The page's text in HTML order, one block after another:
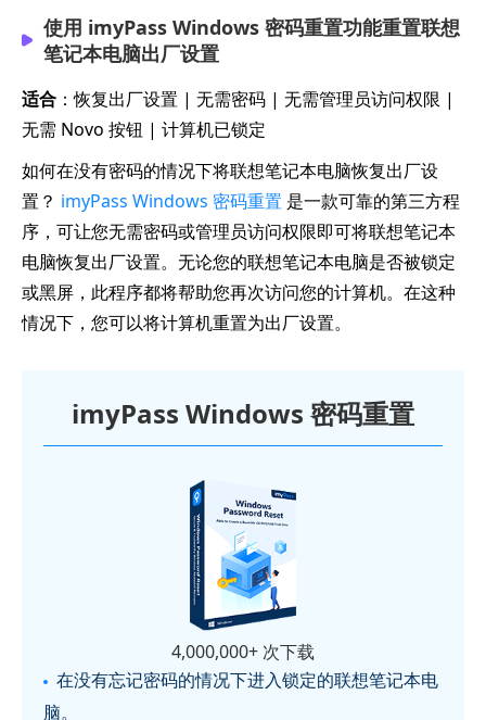
使用 imyPass Windows 密码重置功能重置联想
笔记本电脑出厂设置
适合 ：恢复出厂设置 | 无需密码 | 无需管理员访问权限 |
无需 Novo 按钮 | 计算机已锁定
如何在没有密码的情况下将联想笔记本电脑恢复出厂设
置？ imyPass Windows 密码重置 是一款可靠的第三方程
序，可让您无需密码或管理员访问权限即可将联想笔记本
电脑恢复出厂设置。无论您的联想笔记本电脑是否被锁定
或黑屏，此程序都将帮助您再次访问您的计算机。在这种
情况下，您可以将计算机重置为出厂设置。
imyPass Windows 密码重置
4,000,000+ 次下载
在没有忘记密码的情况下进入锁定的联想笔记本电
脑。